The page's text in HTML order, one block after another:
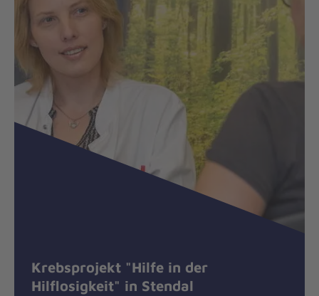
Krebsprojekt "Hilfe in der
Hilflosigkeit" in Stendal